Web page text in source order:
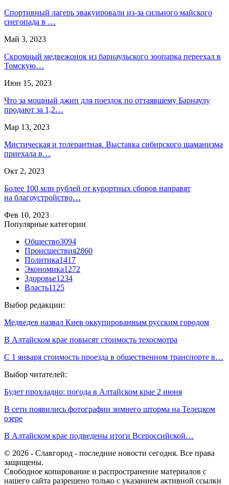
Спортивный лагерь эвакуировали из-за сильного майского
снегопада в …
Май 3, 2023
Скромный медвежонок из барнаульского зоопарка переехал в
Томскую…
Июн 15, 2023
Что за мощный джип для поездок по оттаявшему Барнаулу
продают за 1,2…
Мар 13, 2023
Мистическая и толерантная. Выставка сибирского шаманизма
приехала в…
Окт 2, 2023
Более 100 млн рублей от курортных сборов направят
на благоустройство…
Фев 10, 2023
Популярные категории
Общество3094
Происшествия2860
Политика1417
Экономика1272
Здоровье1234
Власть1125
Выбор редакции:
Медведев назвал Киев оккупированным русским городом
В Алтайском крае повысят стоимость техосмотра
С 1 января стоимость проезда в общественном транспорте в…
Выбор читателей:
Будет прохладно: погода в Алтайском крае 2 июня
В сети появились фотографии зимнего шторма на Телецком
озере
В Алтайском крае подведены итоги Всероссийской…
© 2026 - Славгород - последние новости сегодня. Все права
защищены.
Свободное копирование и распространение материалов с
нашего сайта разрешено только с указанием активной ссылки